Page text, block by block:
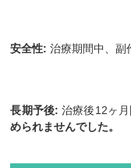
安全性: 治療期間中、副
長期予後: 治療後12ヶ
められませんでした。